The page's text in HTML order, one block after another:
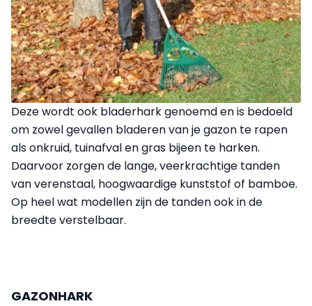
Deze wordt ook bladerhark genoemd en is bedoeld
om zowel gevallen bladeren van je gazon te rapen
als onkruid, tuinafval en gras bijeen te harken.
Daarvoor zorgen de lange, veerkrachtige tanden
van verenstaal, hoogwaardige kunststof of bamboe.
Op heel wat modellen zijn de tanden ook in de
breedte verstelbaar.
GAZONHARK